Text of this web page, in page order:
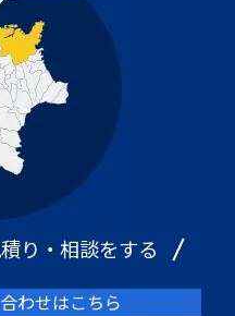
り・相談をする
わせはこちら